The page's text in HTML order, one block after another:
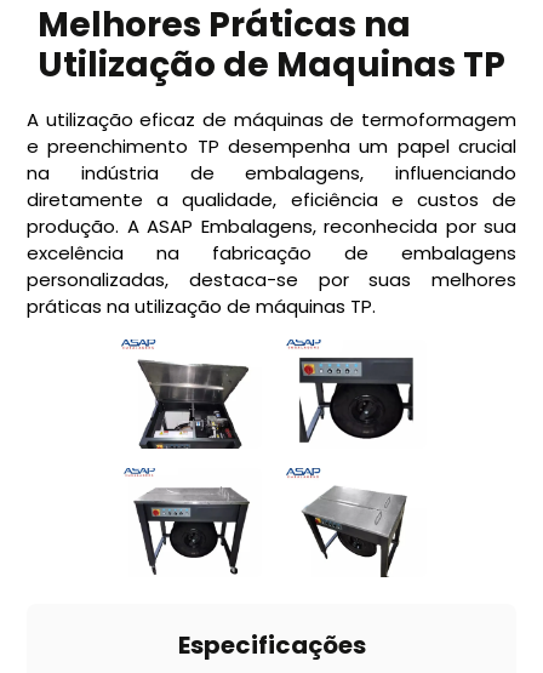
Melhores Práticas na
Utilização de Maquinas TP
A utilização eficaz de máquinas de termoformagem
e preenchimento TP desempenha um papel crucial
na indústria de embalagens, influenciando
diretamente a qualidade, eficiência e custos de
produção. A ASAP Embalagens, reconhecida por sua
excelência na fabricação de embalagens
personalizadas, destaca-se por suas melhores
práticas na utilização de máquinas TP.
Especificações